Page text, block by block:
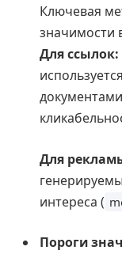
Ключевая
значимости
Для ссылок:
Для
интереса (
Пороги